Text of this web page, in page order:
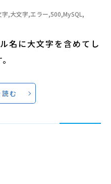
字,大文字,エラー,500,MySQL,
名に大文字を含めてし
む